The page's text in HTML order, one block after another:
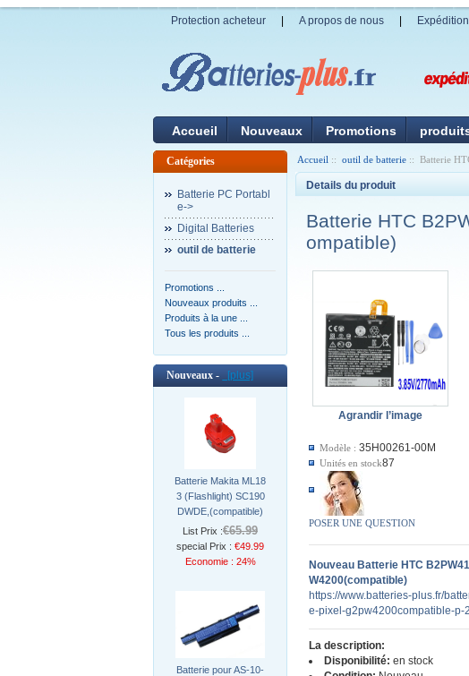
Protection acheteur A propos de nous
Accueil Nouveaux Promotions
Catégories
Batterie PC Portabl
e->
Digital Batteries
outil de batterie
Promotions ...
Nouveaux produits ...
Produits à la une ...
Tous les produits ...
Nouveaux - [plus]
Batterie Makita ML18
3 (Flashlight) SC190
DWDE,(compatible)
List Prix :€65.99
special Prix : €49.99
Economie : 24%
Batterie pour AS-10-
Accueil :: outil de batterie :: Batterie
Details du produit
Batterie HTC
ompatible)
Agrandir l’image
Modèle : 35H00261-00M
Unités en stock87
POSER UNE QUESTION
Nouveau Batterie HTC
W4200(compatible)
https://www.batteries-plus.fr/
e-pixel-g2pw4200compatible-p-
La description:
Disponibilité: en stock